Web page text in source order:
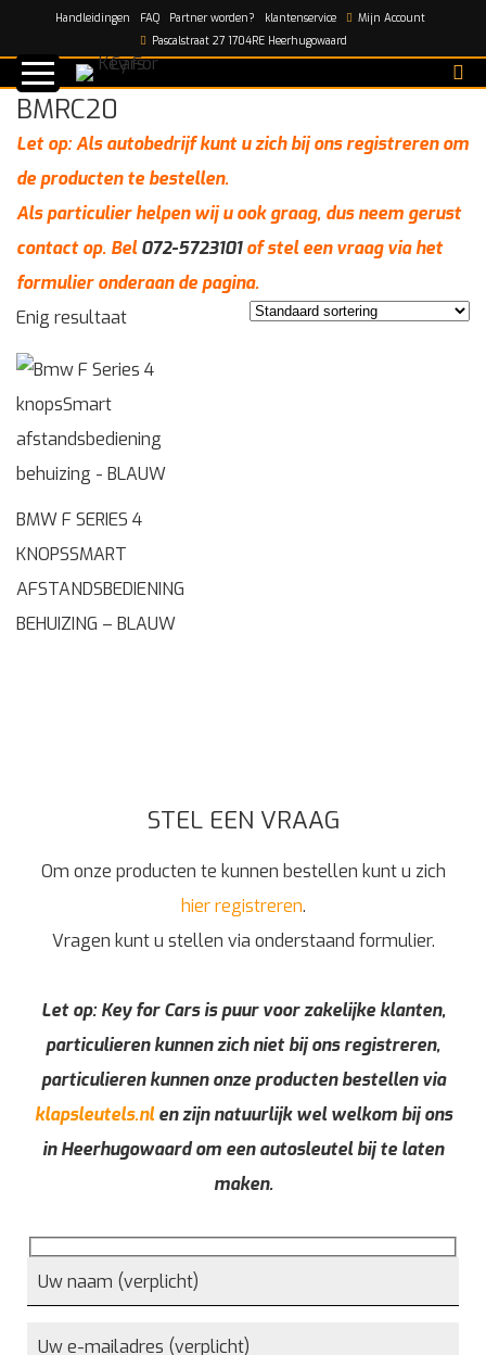
Handleidingen FAQ Partner worden? klantenservice
Mijn Account
Pascalstraat 27 1704RE Heerhugowaard
Home/BMRC20
BMRC20
Let op: Als autobedrijf kunt u zich bij ons registreren om
de producten te bestellen.
Als particulier helpen wij u ook graag, dus neem gerust
contact op. Bel072-5723101of stel een vraag via het
formulier onderaan de pagina.
Enig resultaat
BMW F SERIES 4
KNOPSSMART
AFSTANDSBEDIENING
BEHUIZING – BLAUW
STEL EEN VRAAG
Om onze producten te kunnen bestellen kunt u zich
hier registreren.
Vragen kunt u stellen via onderstaand formulier.
Let op: Key for Cars is puur voor zakelijke klanten,
particulieren kunnen zich niet bij ons registreren,
particulieren kunnen onze producten bestellen via
klapsleutels.nlen zijn natuurlijk wel welkom bij ons
in Heerhugowaard om een autosleutel bij te laten
maken.